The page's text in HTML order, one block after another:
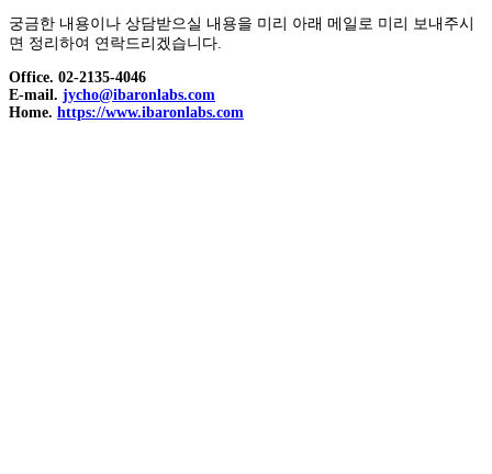
궁금한 내용이나 상담받으실 내용을 미리 아래 메일로 미리 보내주시
면 정리하여 연락드리겠습니다.
Office. 02-2135-4046
E-mail. jycho@ibaronlabs.com
Home. https://www.ibaronlabs.com